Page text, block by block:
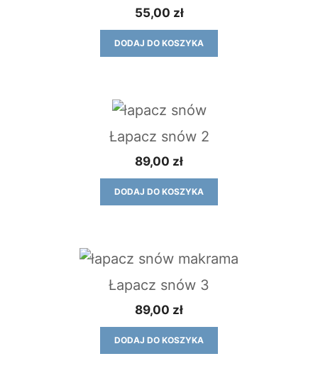
55,00 zł
DODAJ DO KOSZYKA
Łapacz snów 2
89,00 zł
DODAJ DO KOSZYKA
Łapacz snów 3
89,00 zł
DODAJ DO KOSZYKA